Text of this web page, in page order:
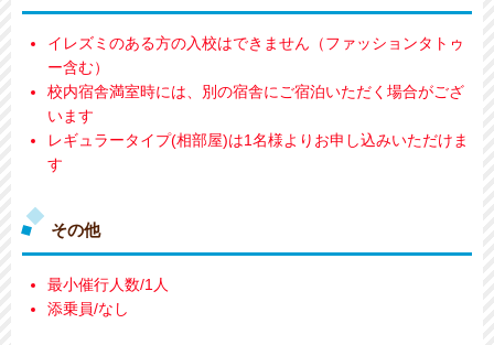
イレズミのある方の入校はできません（ファッションタトゥ
ー含む）
校内宿舎満室時には、別の宿舎にご宿泊いただく場合がござ
います
レギュラータイプ(相部屋)は1名様よりお申し込みいただけま
す
その他
最小催行人数/1人
添乗員/なし